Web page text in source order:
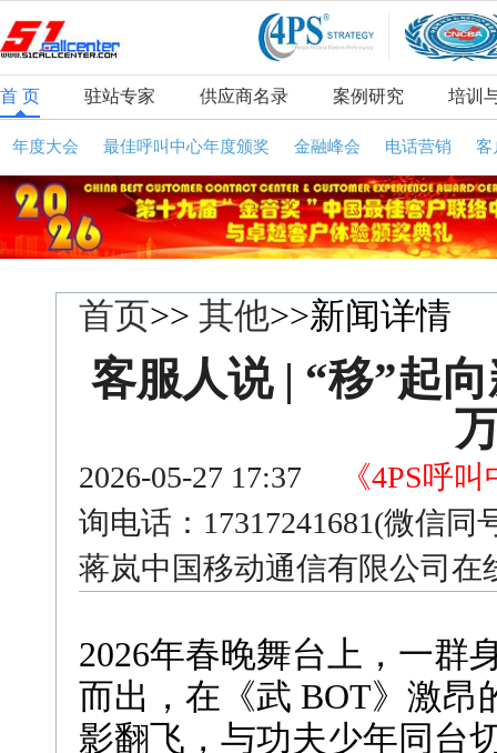
首 页 驻站专家 供应商名录 案例研究 培训
年度大会 最佳呼叫中心年度颁奖 金融峰会 电话营销 客
首页>> 其他>>新闻详情
客服人说 | “移”起
2026-05-27 17:37
《4PS呼
询电话：17317241681(微信
蒋岚中国移动通信有限公司在
2026年春晚舞台上，一群
而出，在《武 BOT》激昂
影翻飞，与功夫少年同台